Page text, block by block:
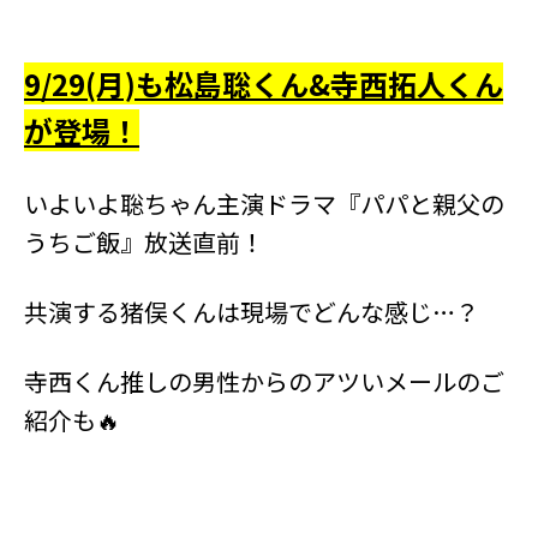
9/29(月)も松島聡くん&寺西拓人くん
が登場！
いよいよ聡ちゃん主演ドラマ『パパと親父の
うちご飯』放送直前！
共演する猪俣くんは現場でどんな感じ…？
寺西くん推しの男性からのアツいメールのご
紹介も🔥